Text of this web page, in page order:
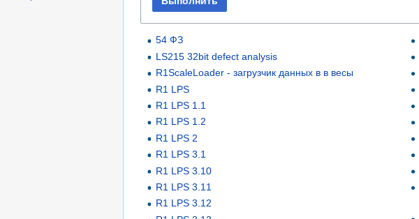
54 ФЗ
LS215 32bit defect analysis
R1ScaleLoader - загрузчик данных в в весы
R1 LPS
R1 LPS 1.1
R1 LPS 1.2
R1 LPS 2
R1 LPS 3.1
R1 LPS 3.10
R1 LPS 3.11
R1 LPS 3.12